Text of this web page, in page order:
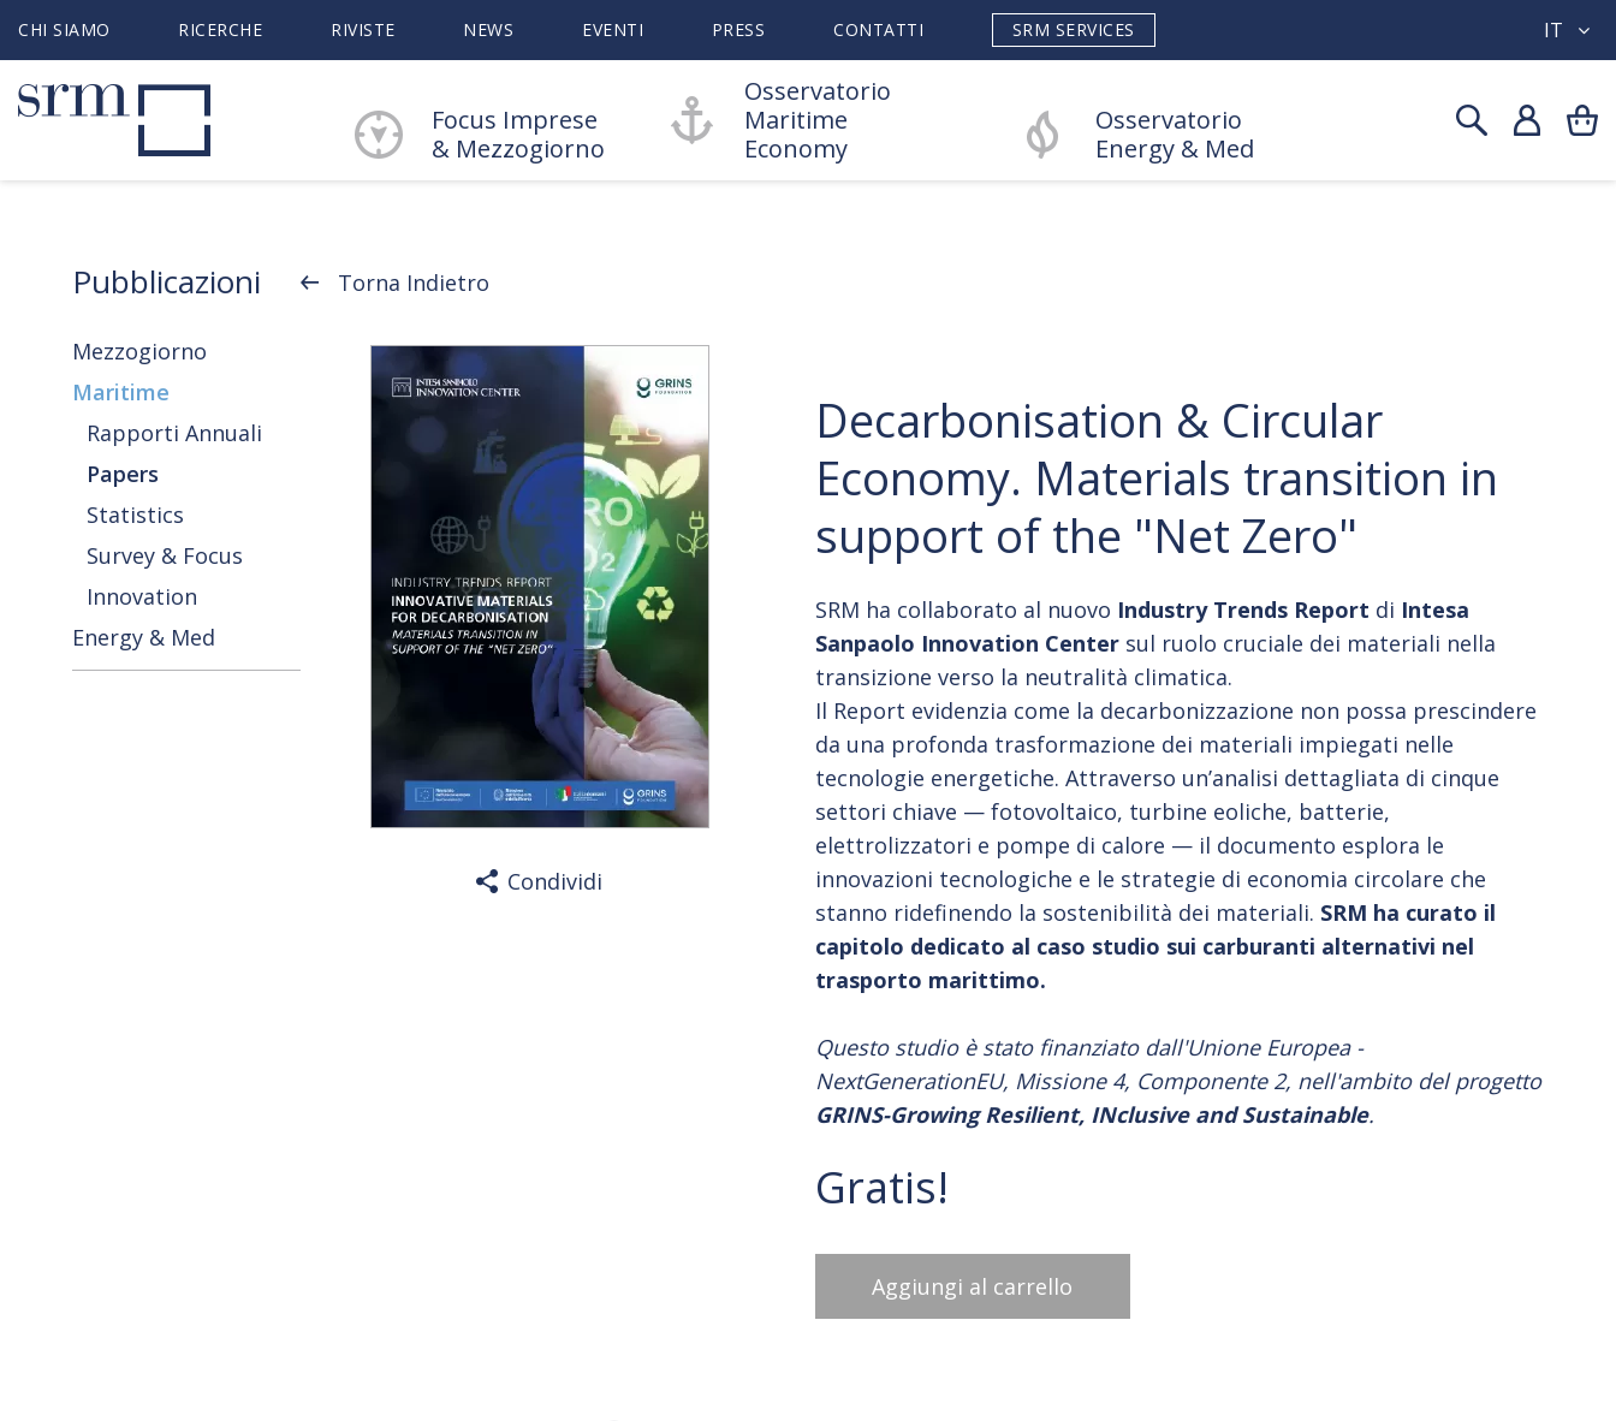
CHI SIAMO RICERCHE RIVISTE NEWS EVENTI PRESS CONTATTI SRM SERVICES IT
Focus Imprese
& Mezzogiorno
Osservatorio
Maritime
Economy
Osservatorio
Energy & Med
Pubblicazioni
Mezzogiorno
Maritime
Rapporti Annuali
Papers
Statistics
Survey & Focus
Innovation
Energy & Med
Torna Indietro
Condividi
Decarbonisation & Circular
Economy. Materials transition in
support of the "Net Zero"
SRM ha collaborato al nuovo Industry Trends Report di Intesa
Sanpaolo Innovation Centersul ruolo cruciale dei materiali nella
transizione verso la neutralità climatica.
Il Report evidenzia come la decarbonizzazione non possa prescindere
da una profonda trasformazione dei materiali impiegati nelle
tecnologie energetiche. Attraverso un’analisi dettagliata di cinque
settori chiave — fotovoltaico, turbine eoliche, batterie,
elettrolizzatori e pompe di calore — il documento esplora le
innovazioni tecnologiche e le strategie di economia circolare che
stanno ridefinendo la sostenibilità dei materiali. SRM ha curato il
capitolo dedicato al caso studio sui carburanti alternativi nel
trasporto marittimo.
Questo studio è stato finanziato dall'Unione Europea -
NextGenerationEU, Missione 4, Componente 2, nell'ambito del progetto
GRINS-Growing Resilient, INclusive and Sustainable.
Gratis!
Aggiungi al carrello